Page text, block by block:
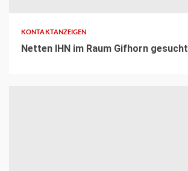
KONTAKTANZEIGEN
Netten IHN im Raum Gifhorn gesucht